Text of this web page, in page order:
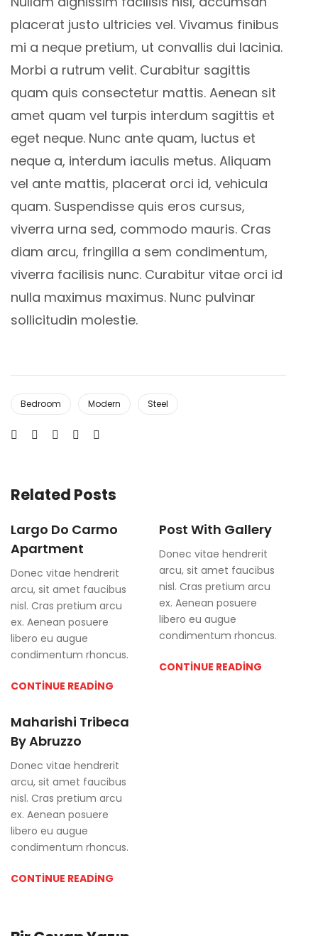
placerat justo ultricies vel. Vivamus finibus
mi a neque pretium, ut convallis dui lacinia.
Morbi a rutrum velit. Curabitur sagittis
quam quis consectetur mattis. Aenean sit
amet quam vel turpis interdum sagittis et
eget neque. Nunc ante quam, luctus et
neque a, interdum iaculis metus. Aliquam
vel ante mattis, placerat orci id, vehicula
quam. Suspendisse quis eros cursus,
viverra urna sed, commodo mauris. Cras
diam arcu, fringilla a sem condimentum,
viverra facilisis nunc. Curabitur vitae orci id
nulla maximus maximus. Nunc pulvinar
sollicitudin molestie.
Bedroom Modern Steel
Related Posts
Largo Do Carmo
Apartment
Donec vitae hendrerit
arcu, sit amet faucibus
nisl. Cras pretium arcu
ex. Aenean posuere
libero eu augue
condimentum rhoncus.
CONTINUE READING
Post With Gallery
Donec vitae hendrerit
arcu, sit amet faucibus
nisl. Cras pretium arcu
ex. Aenean posuere
libero eu augue
condimentum rhoncus.
CONTINUE READING
Maharishi Tribeca
By Abruzzo
Donec vitae hendrerit
arcu, sit amet faucibus
nisl. Cras pretium arcu
ex. Aenean posuere
libero eu augue
condimentum rhoncus.
CONTINUE READING